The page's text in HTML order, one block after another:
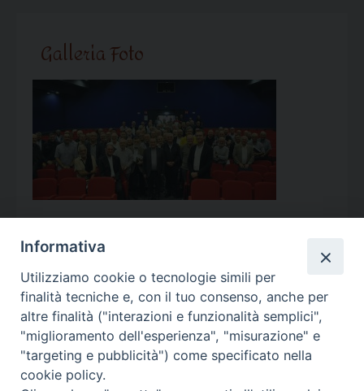
Galleria Foto
Calendario Appuntamenti
<< Ago 2026 >>
l m m g v s
d
27
28
Informativa
Utilizziamo cookie o tecnologie simili per
finalità tecniche e, con il tuo consenso, anche per
altre finalità ("interazioni e funzionalità semplici",
"miglioramento dell'esperienza", "misurazione" e
"targeting e pubblicità") come specificato nella
cookie policy.